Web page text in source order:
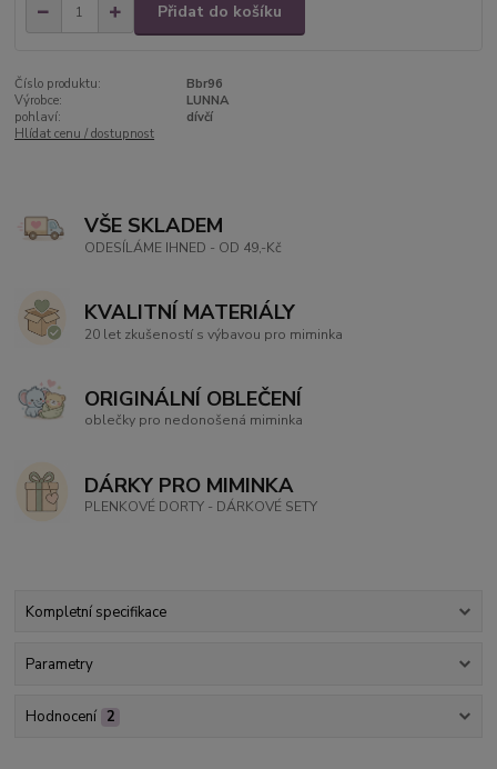
Přidat do košíku
Číslo produktu:
Bbr96
Výrobce:
LUNNA
pohlaví:
dívčí
Hlídat cenu / dostupnost
VŠE SKLADEM
ODESÍLÁME IHNED - OD 49,-Kč
KVALITNÍ MATERIÁLY
20 let zkušeností s výbavou pro miminka
ORIGINÁLNÍ OBLEČENÍ
oblečky pro nedonošená miminka
DÁRKY PRO MIMINKA
PLENKOVÉ DORTY - DÁRKOVÉ SETY
Kompletní specifikace
Parametry
Hodnocení 2